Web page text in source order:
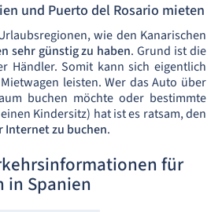
und Puerto del Rosario mieten
wie den Kanarischen
sehr günstig zu haben. Grund ist die
Händler. Somit kann sich eigentlich
leisten. Wer das Auto über
buchen möchte oder bestimmte
Kindersitz) hat ist es ratsam, den
Internet zu buchen.
für
in Spanien